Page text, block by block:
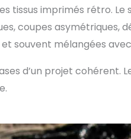
tissus imprimés rétro. Le
coupes asymétriques,
souvent mélangées
d’un projet cohérent.